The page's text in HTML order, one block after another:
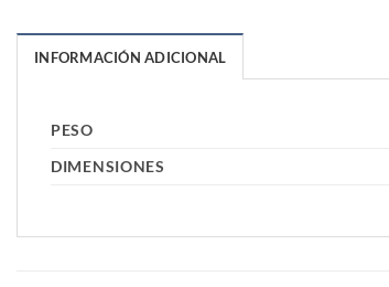
INFORMACIÓN ADICIONAL
PESO
DIMENSIONES